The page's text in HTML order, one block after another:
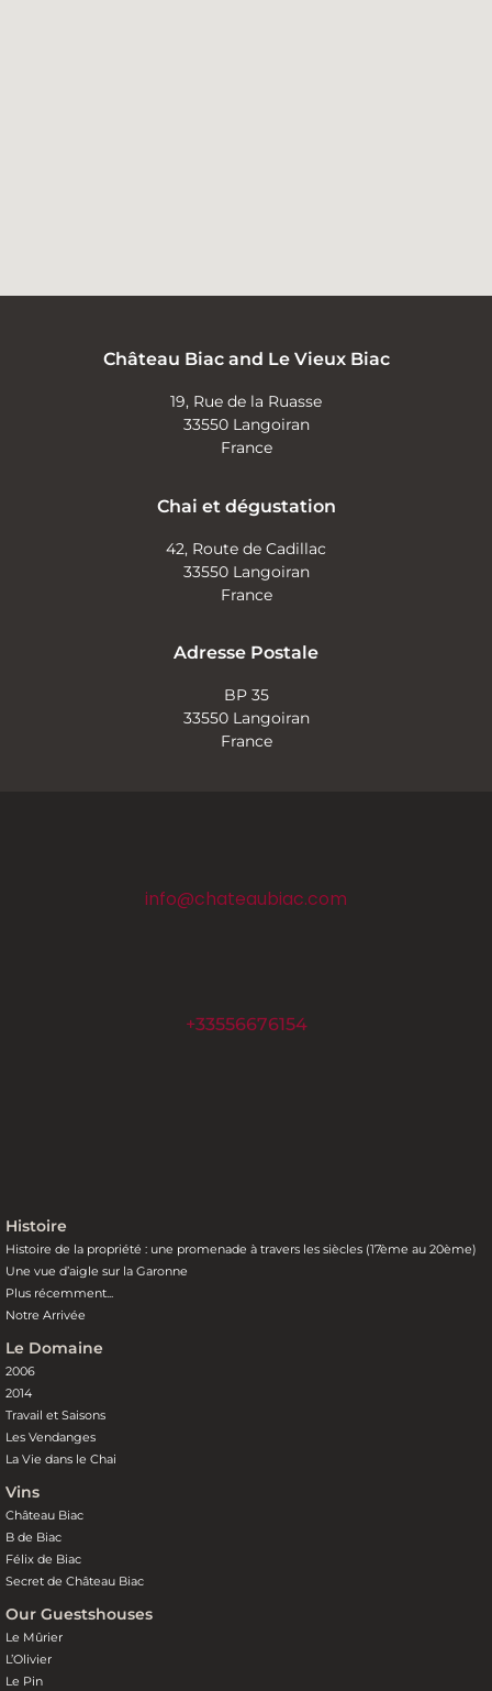
Château Biac and Le Vieux Biac
19, Rue de la Ruasse
33550 Langoiran
France
Chai et dégustation
42, Route de Cadillac
33550 Langoiran
France
Adresse Postale
BP 35
33550 Langoiran
France
info@chateaubiac.com
+33556676154
Histoire
Histoire de la propriété : une promenade à travers les siècles (17ème au 20ème)
Une vue d’aigle sur la Garonne
Plus récemment...
Notre Arrivée
Le Domaine
2006
2014
Travail et Saisons
Les Vendanges
La Vie dans le Chai
Vins
Château Biac
B de Biac
Félix de Biac
Secret de Château Biac
Our Guestshouses
Le Mûrier
L’Olivier
Le Pin